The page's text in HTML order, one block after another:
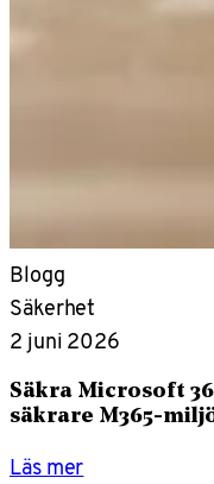
Blogg
Säkerhet
2 juni 2026
Säkra Microsoft
säkrare M365-
Läs mer